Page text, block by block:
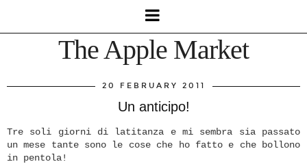
The Apple Market
20 FEBRUARY 2011
Un anticipo!
Tre soli giorni di latitanza e mi sembra sia passato
un mese tante sono le cose che ho fatto e che bollono
in pentola!